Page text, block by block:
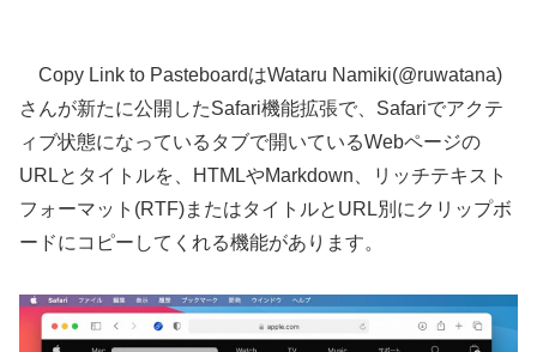
Copy Link to Pasteboar‪d‬はWataru Namiki(@ruwatana)
さんが新たに公開したSafari機能拡張で、Safariでアクテ
ィブ状態になっているタブで開いているWebページの
URLとタイトルを、HTMLやMarkdown、リッチテキスト
フォーマット(RTF)またはタイトルとURL別にクリップボ
ードにコピーしてくれる機能があります。